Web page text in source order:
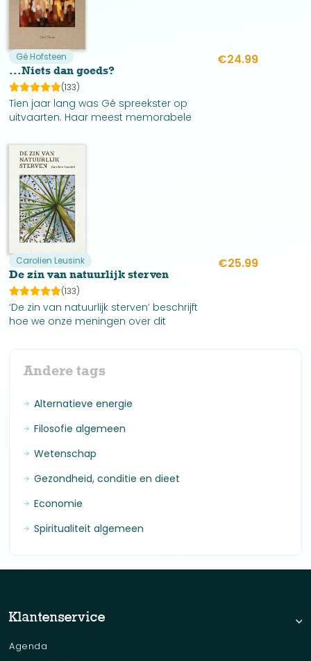
Gé Hofsteen
...Niets dan goeds?
(133)
Tien jaar lang was Gé spreekster op
uitvaarten. Haar meest memorabele
bloemlezing. Alle verhalen zijn levensecht,
herkenbaar, maar vooral verslavend om
te lezen.
€24.99
Carolien Leusink
De zin van natuurlijk sterven
(133)
‘De zin van natuurlijk sterven’ beschrijft
hoe we onze meningen over dit
hebben op hoe we sterven beleven.
Inclusief een twintigtal stervensverhalen.
€25.99
Andere tags
Alternatieve energie
Filosofie algemeen
Wetenschap
Gezondheid, conditie en dieet
Economie
Spiritualiteit algemeen
Klantenservice
Agenda